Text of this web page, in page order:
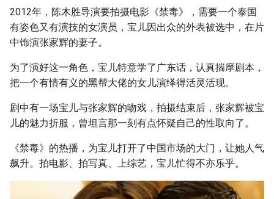
2012年，陈木胜导演要拍摄电影《禁毒》，需要一个泰国
有姿色又有演技的女演员，宝儿因出众的外表被选中，在片
中饰演张家辉的妻子。
为了演好这一角色，宝儿特意学了广东话，认真揣摩剧本，
把一个有情有义的黑帮大佬的女儿演绎得活灵活现。
剧中有一场宝儿与张家辉的吻戏，拍摄结束后，张家辉被宝
儿的魅力折服，曾坦言那一刻有点怀疑自己的性取向了。
《禁毒》的热播，为宝儿打开了中国市场的大门，让她人气
飙升。拍电影、拍写真、上综艺，宝儿忙得不亦乐乎。